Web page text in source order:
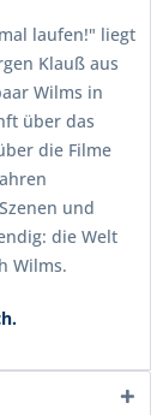
laufen!" liegt
Klauß aus
Wilms in
über das
die Filme
und
die Welt
Wilms.